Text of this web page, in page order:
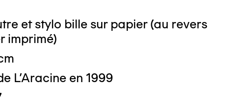
et stylo bille sur papier (au revers
imprimé)
L'Aracine en 1999